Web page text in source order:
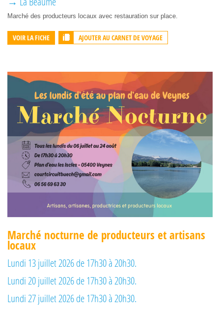
Marché des producteurs locaux avec restauration sur place.
VOIR LA FICHE AJOUTER AU CARNET DE VOYAGE
Marché nocturne de producteurs et artisans
locaux
Lundi 13 juillet 2026 de 17h30 à 20h30.
Lundi 20 juillet 2026 de 17h30 à 20h30.
Lundi 27 juillet 2026 de 17h30 à 20h30.